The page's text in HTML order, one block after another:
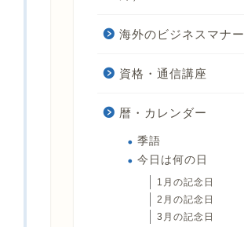
海外のビジネスマナー
資格・通信講座
暦・カレンダー
季語
今日は何の日
1月の記念日
2月の記念日
3月の記念日